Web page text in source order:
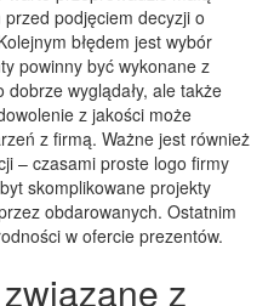
podjęciem decyzji o
błędem jest wybór
powinny być wykonane z
wyglądały, ale także
z jakości może
z firmą. Ważne jest również
– czasami proste logo firmy
skomplikowane projekty
obdarowanych. Ostatnim
w ofercie prezentów.
z